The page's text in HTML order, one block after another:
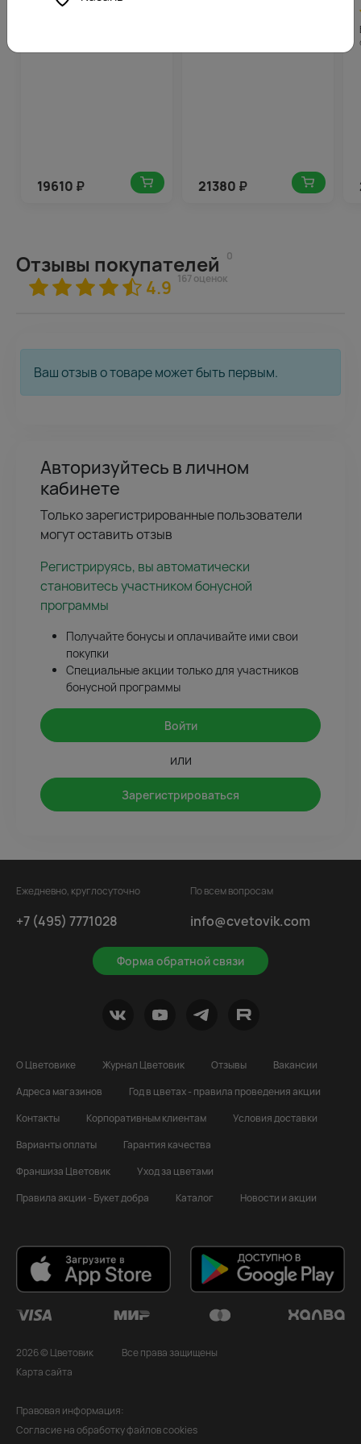
4.4
19610 ₽ 21380 ₽
Отзывы покупателей 0
4.9 167 оценок
Ваш отзыв о товаре может быть первым.
Авторизуйтесь в личном
кабинете
Только зарегистрированные пользователи
могут оставить отзыв
Регистрируясь, вы автоматически
становитесь участником бонусной
программы
Получайте бонусы и оплачивайте ими свои
покупки
Специальные акции только для участников
бонусной программы
Войти
или
Зарегистрироваться
Ежедневно, круглосуточно
+7 (495) 7771028
Форма обратной связи
По всем вопросам
info@cvetovik.com
О Цветовике Журнал Цветовик Отзывы
Вакансии
Адреса магазинов
Год в цветах - правила проведения акции
Контакты
Корпоративным клиентам
Условия доставки
Варианты оплаты
Гарантия качества
Франшиза Цветовик
Уход за цветами
Правила акции - Букет добра
Каталог Новости и акции
2026 © Цветовик
Все права защищены
Карта сайта
Правовая информация:
Согласие на обработку файлов cookies